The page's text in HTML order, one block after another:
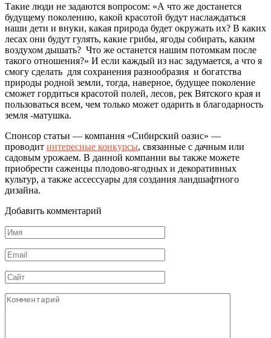
Такие люди не задаются вопросом: «А что же достанется
будущему поколению, какой красотой будут наслаждаться
наши дети и внуки, какая природа будет окружать их? В каких
лесах они будут гулять, какие грибы, ягоды собирать, каким
воздухом дышать? Что же останется нашим потомкам после
такого отношения?» И если каждый из нас задумается, а что я
смогу сделать для сохранения разнообразия и богатства
природы родной земли, тогда, наверное, будущее поколение
сможет гордиться красотой полей, лесов, рек Вятского края и
пользоваться всем, чем только может одарить в благодарность
земля -матушка.
Спонсор статьи — компания «Сибирский оазис» —
проводит интересные конкурсы, связанные с дачным или
садовым урожаем. В данной компании вы также можете
приобрести саженцы плодово-ягодных и декоративных
культур, а также ассессуары для создания ландшафтного
дизайна.
Добавить комментарий
Имя
*
Email
*
Сайт
Комментарий